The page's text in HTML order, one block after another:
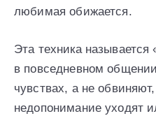
любимая обижается.
Эта техника
в повседневном
чувствах, а не
недопонимание уходят